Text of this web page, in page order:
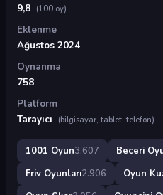
9,8 (100 oy)
Eklenme
Ağustos 2024
Oynanma
758
Platform
Tarayıcı
(bilgisayar, tablet, telefon)
1001 Oyun3.607 Beceri
Friv Oyunları2.906 Oyun